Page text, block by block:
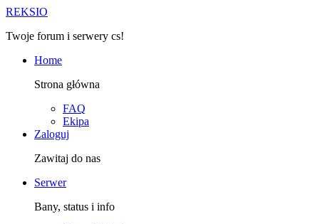
REKSIO
Twoje forum i serwery cs!
Home
Strona główna
FAQ
Ekipa
Zaloguj
Zawitaj do nas
Serwer
Bany, status i info